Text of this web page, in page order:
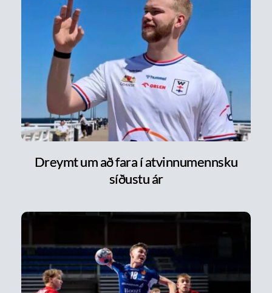
Dreymt um að fara í atvinnumennsku
síðustu ár